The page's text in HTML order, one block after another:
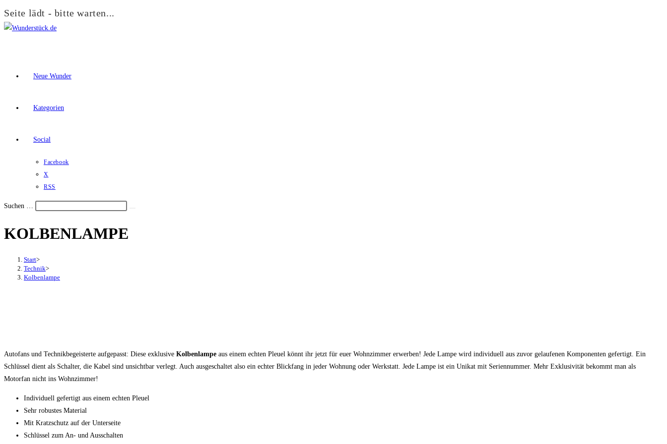
Seite lädt - bitte warten...
Zum
Neue Wunder
Kategorien
Social
Facebook
X
RSS
Suchen …
den
KOLBENLAMPE
Start>
Technik>
Kolbenlampe
Autofans und Technikbegeisterte aufgepasst: Diese exklusive Kolbenlampe aus einem echten Pleuel könnt ihr jetzt für euer Wohnzimmer erwerben! Jede Lampe wird individuell aus zuvor gelaufenen Komponenten gefertigt. Ein
Schlüssel dient als Schalter, die Kabel sind unsichtbar verlegt. Auch ausgeschaltet also ein echter Blickfang in jeder Wohnung oder Werkstatt. Jede Lampe ist ein Unikat mit Seriennummer. Mehr Exklusivität bekommt man als
Motorfan nicht ins Wohnzimmer!
Individuell gefertigt aus einem echten Pleuel
Sehr robustes Material
Mit Kratzschutz auf der Unterseite
Schlüssel zum An- und Ausschalten